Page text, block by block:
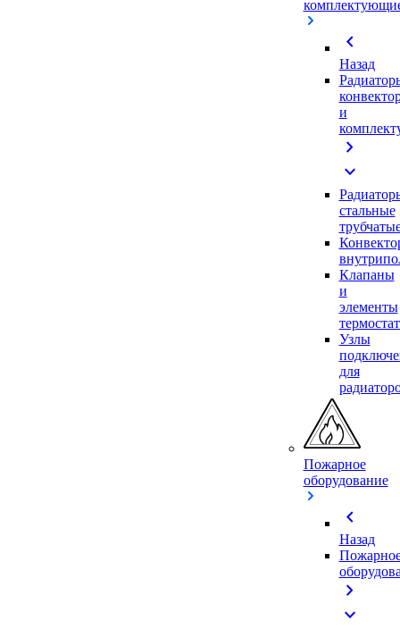
chevron_left
Назад
и
chevron_right
expand_more
стальные
Клапаны
и
элементы
Узлы
для
Пожарное
оборудование
chevron_left
Назад
chevron_right
expand_more